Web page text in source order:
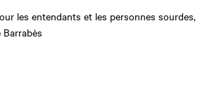
les entendants et les personnes sourdes,
Barrabès